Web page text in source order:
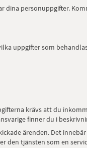
personuppgifter.
uppgifter som
krävs att du
finner du i
ärenden. Det
den tjänsten som en